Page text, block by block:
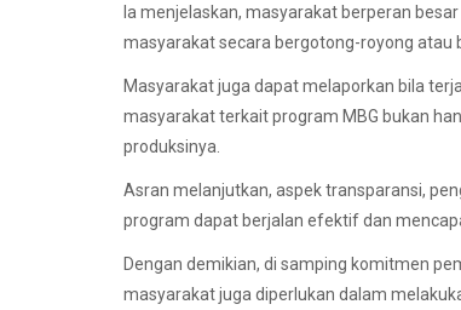
Ia menjelaskan, masyarakat berperan
masyarakat secara bergotong-royong atau
Masyarakat juga dapat melaporkan bila
masyarakat terkait program MBG bukan
produksinya.
Asran melanjutkan, aspek transparansi,
program dapat berjalan efektif dan
Dengan demikian, di samping komitmen
masyarakat juga diperlukan dalam